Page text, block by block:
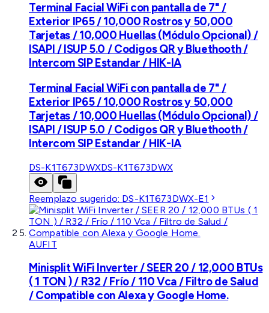
Terminal Facial WiFi con pantalla de 7" /
Exterior IP65 / 10,000 Rostros y 50,000
Tarjetas / 10,000 Huellas (Módulo Opcional) /
ISAPI / ISUP 5.0 / Codigos QR y Bluethooth /
Intercom SIP Estandar / HIK-IA
Terminal Facial WiFi con pantalla de 7" /
Exterior IP65 / 10,000 Rostros y 50,000
Tarjetas / 10,000 Huellas (Módulo Opcional) /
ISAPI / ISUP 5.0 / Codigos QR y Bluethooth /
Intercom SIP Estandar / HIK-IA
DS-K1T673DWXDS-K1T673DWX
Reemplazo sugerido: DS-K1T673DWX-E1
AUFIT
Minisplit WiFi Inverter / SEER 20 / 12,000 BTUs
( 1 TON ) / R32 / Frío / 110 Vca / Filtro de Salud
/ Compatible con Alexa y Google Home.